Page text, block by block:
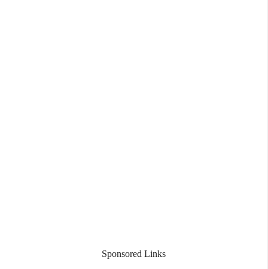
Sponsored Links